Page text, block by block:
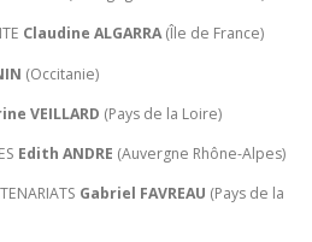
Claudine ALGARRA(Île de France)
(Occitanie)
VEILLARD (Pays de la Loire)
Edith ANDRE (Auvergne Rhône-Alpes)
Gabriel FAVREAU (Pays de la